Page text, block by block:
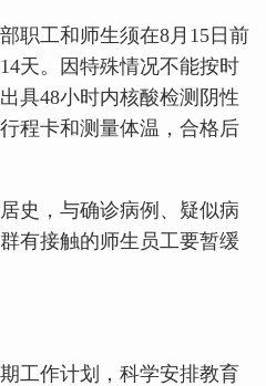
职工和师生须在8月15日前
天。因特殊情况不能按时
具48小时内核酸检测阴性
程卡和测量体温，合格后
史，与确诊病例、疑似病
有接触的师生员工要暂缓
工作计划，科学安排教育